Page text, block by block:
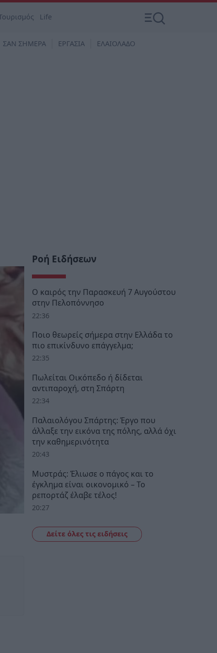
Life
ΣΑΝ ΣΗΜΕΡΑ ΕΡΓΑΣΙΑ ΕΛΑΙΟΛΑΔΟ
Ροή Ειδήσεων
Ο καιρός την Παρασκευή 7 Αυγούστου
στην Πελοπόννησο
22:36
Ποιο θεωρείς σήμερα στην Ελλάδα το
πιο επικίνδυνο επάγγελμα;
22:35
Πωλείται Οικόπεδο ή δίδεται
αντιπαροχή, στη Σπάρτη
22:34
Παλαιολόγου Σπάρτης: Έργο που
άλλαξε την εικόνα της πόλης, αλλά όχι
την καθημερινότητα
20:43
Μυστράς: Έλιωσε ο πάγος και το
έγκλημα είναι οικονομικό – Το
ρεπορτάζ έλαβε τέλος!
20:27
Δείτε όλες τις ειδήσεις